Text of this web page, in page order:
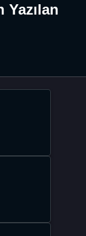
Yazılan